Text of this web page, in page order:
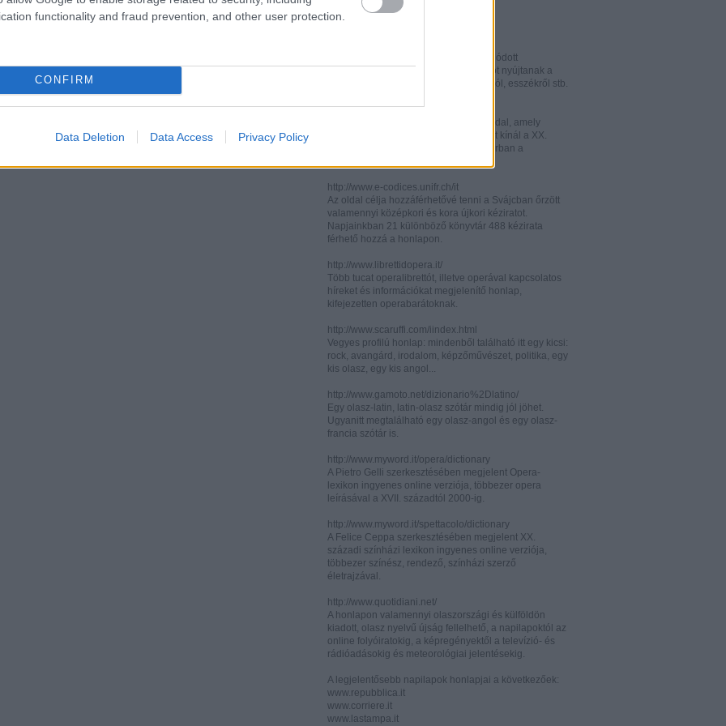
functionality and fraud prevention, and other user protection.
CONFIRM
Data Deletion Data Access Privacy Policy
http://www.italianistica.info/
Két, italianisztikai kutatásra specializálódott
információs portál - számos információt nyújtanak a
legújabb publikációkról, konferenciákról, esszékről stb.
http://digilander.libero.it/letteratura/
Könnyen áttkinthető irodalomkritikai oldal, amely
műelemzéseket és szerzői életrajzokat kínál a XX.
század elejéről. Célközönsége elsősorban a
http://www.e-codices.unifr.ch/it
Az oldal célja hozzáférhetővé tenni a Svájcban őrzött
valamennyi középkori és kora újkori kéziratot.
Napjainkban 21 különböző könyvtár 488 kézirata
férhető hozzá a honlapon.
http://www.librettidopera.it/
Több tucat operalibrettót, illetve operával kapcsolatos
híreket és információkat megjelenítő honlap,
kifejezetten operabarátoknak.
http://www.scaruffi.com/iindex.html
Vegyes profilú honlap: mindenből található itt egy kicsi:
rock, avangárd, irodalom, képzőművészet, politika, egy
kis olasz, egy kis angol...
http://www.gamoto.net/dizionario%2Dlatino/
Egy olasz-latin, latin-olasz szótár mindig jól jöhet.
Ugyanitt megtalálható egy olasz-angol és egy olasz-
francia szótár is.
http://www.myword.it/opera/dictionary
A Pietro Gelli szerkesztésében megjelent Opera-
lexikon ingyenes online verziója, többezer opera
leírásával a XVII. századtól 2000-ig.
http://www.myword.it/spettacolo/dictionary
A Felice Ceppa szerkesztésében megjelent XX.
századi színházi lexikon ingyenes online verziója,
többezer színész, rendező, színházi szerző
életrajzával.
http://www.quotidiani.net/
A honlapon valamennyi olaszországi és külföldön
kiadott, olasz nyelvű újság fellelhető, a napilapoktól az
online folyóiratokig, a képregényektől a televízió- és
rádióadásokig és meteorológiai jelentésekig.
A legjelentősebb napilapok honlapjai a következőek:
www.repubblica.it
www.corriere.it
www.lastampa.it